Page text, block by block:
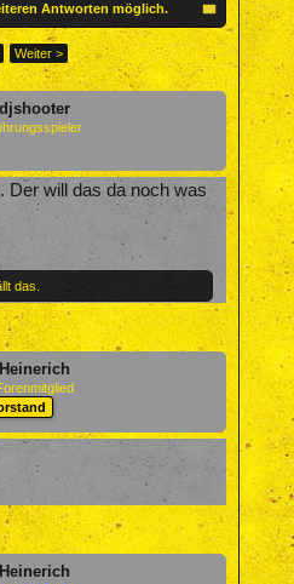
Antworten möglich.
Weiter >
djshooter
Der will das da noch was
das.
Heinerich
Heinerich